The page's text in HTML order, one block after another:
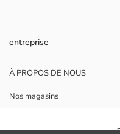
entreprise
À PROPOS DE NOUS
Nos magasins